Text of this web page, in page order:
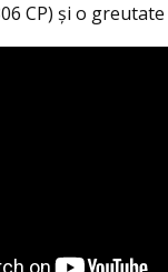
CP) și o greutate